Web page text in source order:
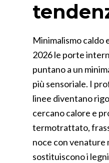
Minimalismo caldo
2026 le porte
puntano a un
più sensoriale. I
linee diventano
cercano calore e
termotrattato,
noce con venature
sostituiscono i